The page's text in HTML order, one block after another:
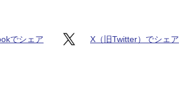
でシェア X（旧Twitter）でシェア